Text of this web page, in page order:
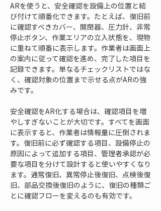
ARを使うと、安全確認を設備上の位置と結
び付けて順番化できます。たとえば、復旧前
に確認すべきカバー、開閉器、圧力計、非常
停止ボタン、作業エリアの立入状態を、現物
に重ねて順番に表示します。作業者は画面上
の案内に従って確認を進め、完了した項目を
記録できます。単なるチェックリストではな
く、確認対象の位置まで示せる点がARの強
みです。
安全確認をAR化する場合は、確認項目を増
やしすぎないことが大切です。すべてを画面
に表示すると、作業者は情報量に圧倒されま
す。復旧前に必ず確認する項目、設備停止の
原因によって追加する項目、管理者承認が必
要な項目を分けて設計すると使いやすくなり
ます。通常復旧、異常停止後復旧、点検後復
旧、部品交換後復旧のように、復旧の種類ご
とに確認フローを変えるのも有効です。